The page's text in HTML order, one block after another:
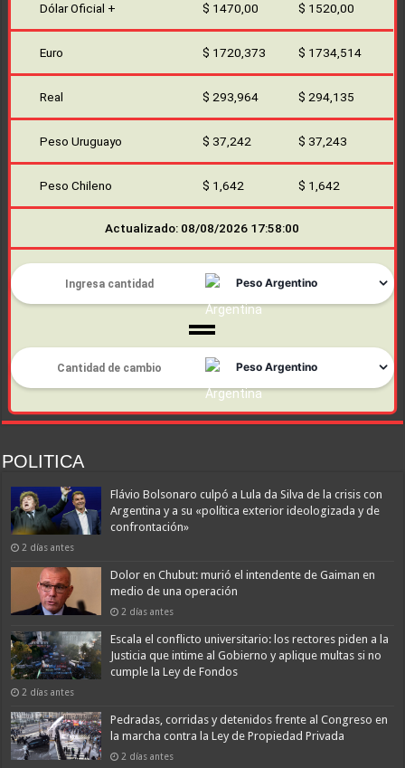
Dólar Oficial + $ 1470,00 $ 1520,00
Euro $ 1720,373 $ 1734,514
Real $ 293,964 $ 294,135
Peso Uruguayo $ 37,242 $ 37,243
Peso Chileno $ 1,642 $ 1,642
Actualizado: 08/08/2026 17:58:00
POLITICA
Flávio Bolsonaro culpó a Lula da Silva de la crisis con
Argentina y a su «política exterior ideologizada y de
confrontación»
2 días antes
Dolor en Chubut: murió el intendente de Gaiman en
medio de una operación
2 días antes
Escala el conflicto universitario: los rectores piden a la
Justicia que intime al Gobierno y aplique multas si no
cumple la Ley de Fondos
2 días antes
Pedradas, corridas y detenidos frente al Congreso en
la marcha contra la Ley de Propiedad Privada
2 días antes